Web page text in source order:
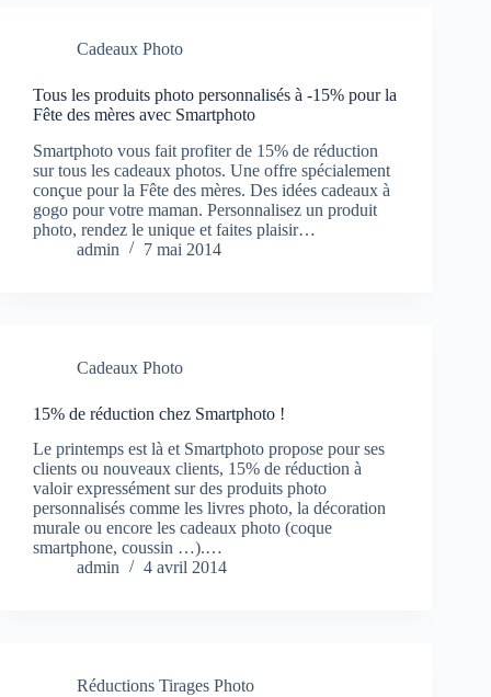
Cadeaux Photo
Tous les produits photo personnalisés à -15% pour la
Fête des mères avec Smartphoto
Smartphoto vous fait profiter de 15% de réduction
sur tous les cadeaux photos. Une offre spécialement
conçue pour la Fête des mères. Des idées cadeaux à
gogo pour votre maman. Personnalisez un produit
photo, rendez le unique et faites plaisir…
admin
7 mai 2014
Cadeaux Photo
15% de réduction chez Smartphoto !
Le printemps est là et Smartphoto propose pour ses
clients ou nouveaux clients, 15% de réduction à
valoir expressément sur des produits photo
personnalisés comme les livres photo, la décoration
murale ou encore les cadeaux photo (coque
smartphone, coussin …).…
admin
4 avril 2014
Réductions Tirages Photo